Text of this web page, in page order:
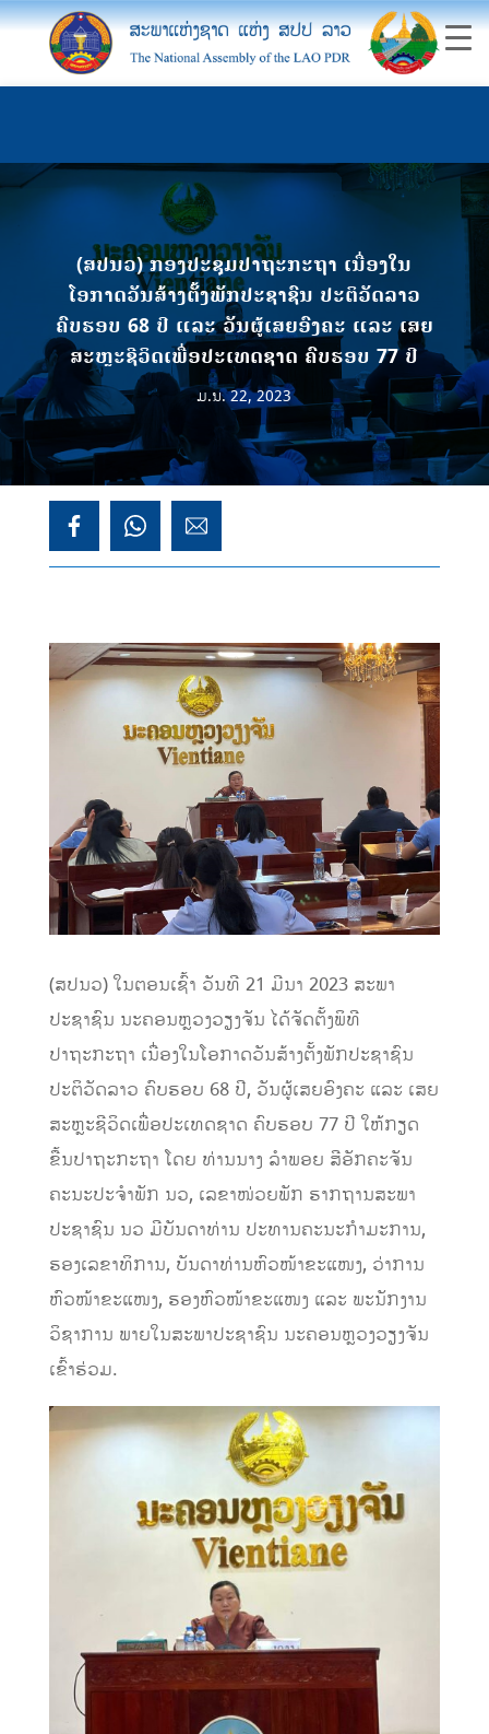
(ສປນວ) ກອງປະຊຸມປາຖະກະຖາ ເນື່ອງໃນ
ໂອກາດວັນສ້າງຕັ້ງພັກປະຊາຊົນ ປະຕິວັດລາວ
ຄົບຮອບ 68 ປີ ແລະ ວັນຜູ້ເສຍອົງຄະ ແລະ ເສຍ
ສະຫຼະຊີວິດເພື່ອປະເທດຊາດ ຄົບຮອບ 77 ປີ
ມ.ນ. 22, 2023
(ສປນວ) ໃນຕອນເຊົ້າ ວັນທີ 21 ມີນາ 2023 ສະພາ
ປະຊາຊົນ ນະຄອນຫຼວງວຽງຈັນ ໄດ້ຈັດຕັ້ງພິທີ
ປາຖະກະຖາ ເນື່ອງໃນໂອກາດວັນສ້າງຕັ້ງພັກປະຊາຊົນ
ປະຕິວັດລາວ ຄົບຮອບ 68 ປີ, ວັນຜູ້ເສຍອົງຄະ ແລະ ເສຍ
ສະຫຼະຊີວິດເພື່ອປະເທດຊາດ ຄົບຮອບ 77 ປີ ໃຫ້ກຽດ
ຂື້ນປາຖະກະຖາ ໂດຍ ທ່ານນາງ ລຳພອຍ ສີອັກຄະຈັນ
ຄະນະປະຈຳພັກ ນວ, ເລຂາໜ່ວຍພັກ ຮາກຖານສະພາ
ປະຊາຊົນ ນວ ມີບັນດາທ່ານ ປະທານຄະນະກຳມະການ,
ຮອງເລຂາທິການ, ບັນດາທ່ານຫົວໜ້າຂະແໜງ, ວ່າການ
ຫົວໜ້າຂະແໜງ, ຮອງຫົວໜ້າຂະແໜງ ແລະ ພະນັກງານ
ວິຊາການ ພາຍໃນສະພາປະຊາຊົນ ນະຄອນຫຼວງວຽງຈັນ
ເຂົ້າຮ່ວມ.